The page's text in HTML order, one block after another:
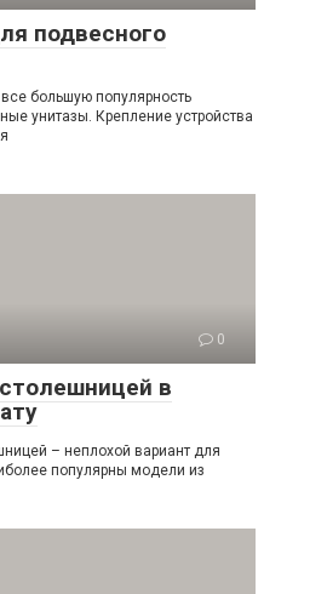
подвесного
большую популярность
унитазы. Крепление устройства
0
в
– неплохой вариант для
популярны модели из